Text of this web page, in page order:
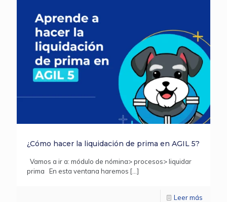
¿Cómo hacer la liquidación de prima en AGIL 5?
Vamos a ir a: módulo de nómina> procesos> liquidar
prima En esta ventana haremos […]
Leer más